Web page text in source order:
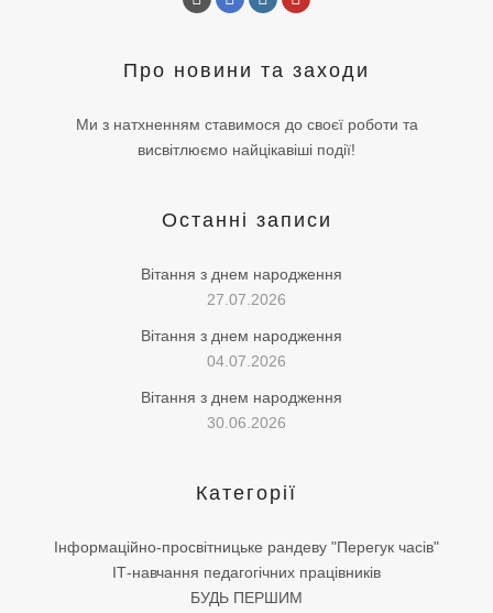
Про новини та заходи
Ми з натхненням ставимося до своєї роботи та
висвітлюємо найцікавіші події!
Останні записи
Вітання з днем народження
27.07.2026
Вітання з днем народження
04.07.2026
Вітання з днем народження
30.06.2026
Категорії
Інформаційно-просвітницьке рандеву "Перегук часів"
ІТ-навчання педагогічних працівників
БУДЬ ПЕРШИМ